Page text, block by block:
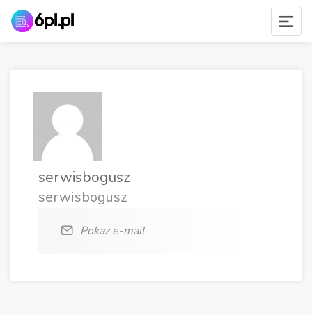
serwisbogusz
serwisbogusz
Pokaż e-mail